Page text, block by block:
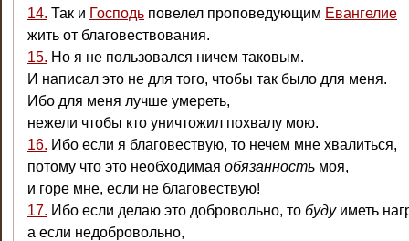
14. Так и Господь повелел проповедующим Евангелие
жить от благовествования.
15. Но я не пользовался ничем таковым.
И написал это не для того, чтобы так было для меня.
Ибо для меня лучше умереть,
нежели чтобы кто уничтожил похвалу мою.
16. Ибо если я благовествую, то нечем мне хвалиться,
потому что это необходимая обязанность моя,
и горе мне, если не благовествую!
17. Ибо если делаю это добровольно, то будуиметь
а если недобровольно,